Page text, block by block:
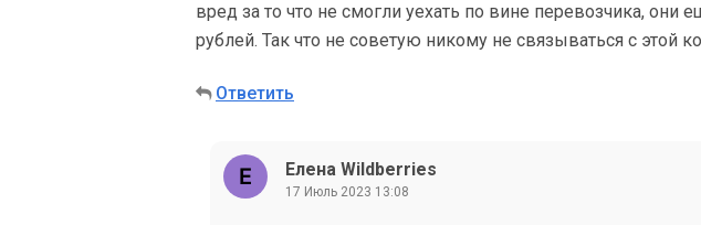
вред за то что не смогли уехать по вине перевозчика, они
рублей. Так что не советую никому не связываться с этой
Ответить
Елена Wildberries
17 Июль 2023 13:08